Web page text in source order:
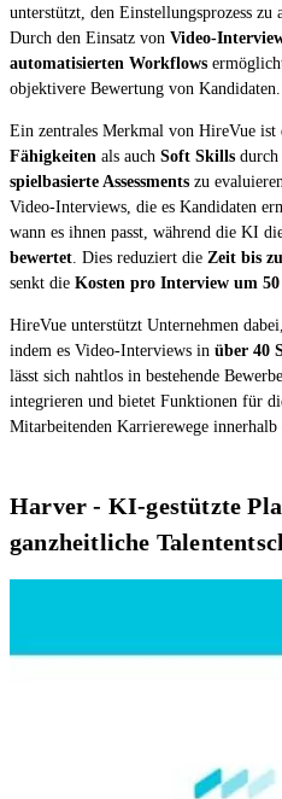
unterstützt, den Einstellungsprozess zu
Durch den Einsatz von Video-
automatisierten Workflows
objektivere Bewertung von Kandidaten.
Ein zentrales Merkmal von HireVue
Fähigkeiten als auch Soft Skills
spielbasierte Assessments zu
Video-Interviews, die es Kandidaten
wann es ihnen passt, während die KI
bewertet . Dies reduziert die Zeit bis
senkt die Kosten pro Interview um
HireVue unterstützt Unternehmen
indem es Video-Interviews in über 40
lässt sich nahtlos in bestehende
integrieren und bietet Funktionen für
Mitarbeitenden Karrierewege innerhalb
Harver - KI-gestützte
ganzheitliche